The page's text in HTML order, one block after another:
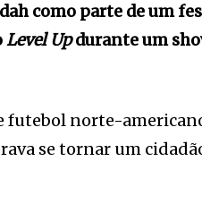
como parte de um
Level Updurante um
futebol norte-
se tornar um